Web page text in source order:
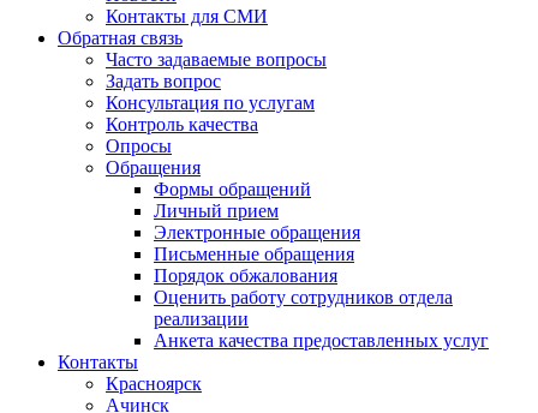
Контакты для СМИ
Обратная связь
Часто задаваемые вопросы
Задать вопрос
Консультация по услугам
Контроль качества
Опросы
Обращения
Формы обращений
Личный прием
Электронные обращения
Письменные обращения
Порядок обжалования
Оценить работу сотрудников отдела
реализации
Анкета качества предоставленных услуг
Контакты
Красноярск
Ачинск